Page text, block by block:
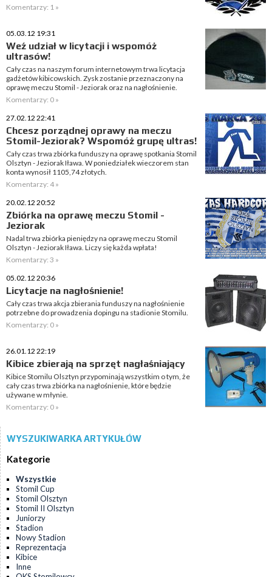
Komentarzy: 1 »
05.03.12 19:31
Weź udział w licytacji i wspomóż
ultrasów!
Cały czas na naszym forum internetowym trwa licytacja
gadżetów kibicowskich. Zysk zostanie przeznaczony na
oprawę meczu Stomil - Jeziorak oraz na nagłośnienie.
Komentarzy: 0 »
27.02.12 22:41
Chcesz porządnej oprawy na meczu
Stomil-Jeziorak? Wspomóż grupę ultras!
Cały czas trwa zbiórka funduszy na oprawę spotkania Stomil
Olsztyn - Jeziorak Iława. W poniedziałek wieczorem stan
konta wynosił 1105,74 złotych.
Komentarzy: 4 »
20.02.12 20:52
Zbiórka na oprawę meczu Stomil -
Jeziorak
Nadal trwa zbiórka pieniędzy na oprawę meczu Stomil
Olsztyn - Jeziorak Iława. Liczy się każda wpłata!
Komentarzy: 3 »
05.02.12 20:36
Licytacje na nagłośnienie!
Cały czas trwa akcja zbierania funduszy na nagłośnienie
potrzebne do prowadzenia dopingu na stadionie Stomilu.
Komentarzy: 0 »
26.01.12 22:19
Kibice zbierają na sprzęt nagłaśniający
Kibice Stomilu Olsztyn przypominają wszystkim o tym, że
cały czas trwa zbiórka na nagłośnienie, które będzie
używane w młynie.
Komentarzy: 0 »
WYSZUKIWARKA ARTYKUŁÓW
Kategorie
Wszystkie
Stomil Cup
Stomil Olsztyn
Stomil II Olsztyn
Juniorzy
Stadion
Nowy Stadion
Reprezentacja
Kibice
Inne